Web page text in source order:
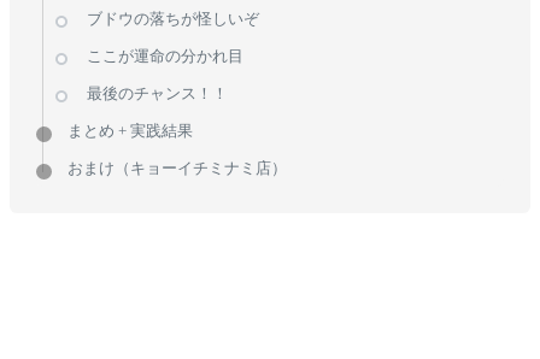
ブドウの落ちが怪しいぞ
ここが運命の分かれ目
最後のチャンス！！
まとめ + 実践結果
おまけ（キョーイチミナミ店）